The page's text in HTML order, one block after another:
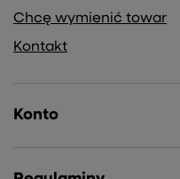
Chcę wymienić towar
Kontakt
Konto